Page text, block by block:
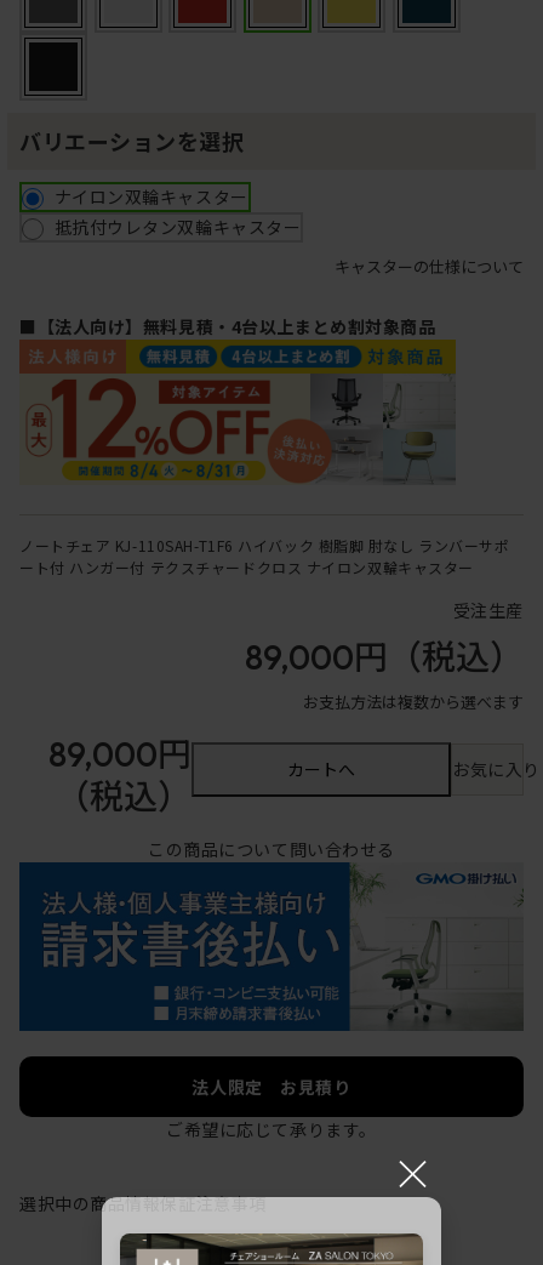
バリエーションを選択
ナイロン双輪キャスター
抵抗付ウレタン双輪キャスター
キャスターの仕様について
■【法人向け】無料見積・4台以上まとめ割対象商品
ノートチェア KJ-110SAH-T1F6 ハイバック 樹脂脚 肘なし ランバーサポ
ート付 ハンガー付 テクスチャードクロス ナイロン双輪キャスター
受注生産
89,000円 （税込）
お支払方法は複数から選べます
89,000円
（税込）
カートへ お気に入
この商品について問い合わせる
法人限定 お見積り
ご希望に応じて承ります。
選択中の商品情報保証注意事項
×